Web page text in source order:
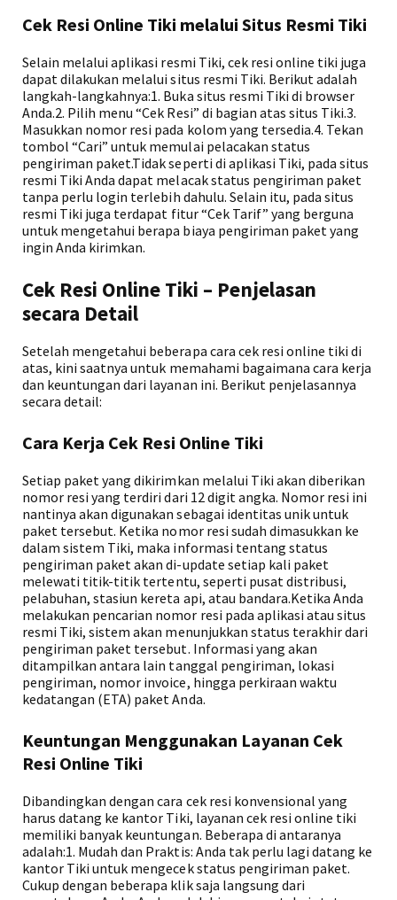
Cek Resi Online Tiki melalui Situs Resmi Tiki
Selain melalui aplikasi resmi Tiki, cek resi online tiki juga
dapat dilakukan melalui situs resmi Tiki. Berikut adalah
langkah-langkahnya:1. Buka situs resmi Tiki di browser
Anda.2. Pilih menu “Cek Resi” di bagian atas situs Tiki.3.
Masukkan nomor resi pada kolom yang tersedia.4. Tekan
tombol “Cari” untuk memulai pelacakan status
pengiriman paket.Tidak seperti di aplikasi Tiki, pada situs
resmi Tiki Anda dapat melacak status pengiriman paket
tanpa perlu login terlebih dahulu. Selain itu, pada situs
resmi Tiki juga terdapat fitur “Cek Tarif” yang berguna
untuk mengetahui berapa biaya pengiriman paket yang
ingin Anda kirimkan.
Cek Resi Online Tiki – Penjelasan
secara Detail
Setelah mengetahui beberapa cara cek resi online tiki di
atas, kini saatnya untuk memahami bagaimana cara kerja
dan keuntungan dari layanan ini. Berikut penjelasannya
secara detail:
Cara Kerja Cek Resi Online Tiki
Setiap paket yang dikirimkan melalui Tiki akan diberikan
nomor resi yang terdiri dari 12 digit angka. Nomor resi ini
nantinya akan digunakan sebagai identitas unik untuk
paket tersebut. Ketika nomor resi sudah dimasukkan ke
dalam sistem Tiki, maka informasi tentang status
pengiriman paket akan di-update setiap kali paket
melewati titik-titik tertentu, seperti pusat distribusi,
pelabuhan, stasiun kereta api, atau bandara.Ketika Anda
melakukan pencarian nomor resi pada aplikasi atau situs
resmi Tiki, sistem akan menunjukkan status terakhir dari
pengiriman paket tersebut. Informasi yang akan
ditampilkan antara lain tanggal pengiriman, lokasi
pengiriman, nomor invoice, hingga perkiraan waktu
kedatangan (ETA) paket Anda.
Keuntungan Menggunakan Layanan Cek
Resi Online Tiki
Dibandingkan dengan cara cek resi konvensional yang
harus datang ke kantor Tiki, layanan cek resi online tiki
memiliki banyak keuntungan. Beberapa di antaranya
adalah:1. Mudah dan Praktis: Anda tak perlu lagi datang ke
kantor Tiki untuk mengecek status pengiriman paket.
Cukup dengan beberapa klik saja langsung dari